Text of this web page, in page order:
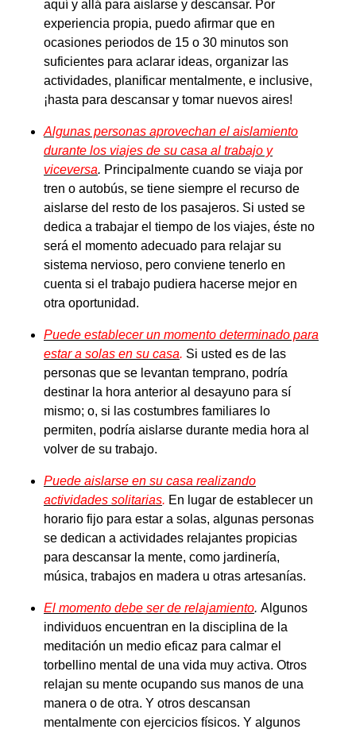
aquí y allá para aislarse y descansar. Por
experiencia propia, puedo afirmar que en
ocasiones periodos de 15 o 30 minutos son
suficientes para aclarar ideas, organizar las
actividades, planificar mentalmente, e inclusive,
¡hasta para descansar y tomar nuevos aires!
Algunas personas aprovechan el aislamiento
durante los viajes de su casa al trabajo y
viceversa. Principalmente cuando se viaja por
tren o autobús, se tiene siempre el recurso de
aislarse del resto de los pasajeros. Si usted se
dedica a trabajar el tiempo de los viajes, éste no
será el momento adecuado para relajar su
sistema nervioso, pero conviene tenerlo en
cuenta si el trabajo pudiera hacerse mejor en
otra oportunidad.
Puede establecer un momento determinado para
estar a solas en su casa. Si usted es de las
personas que se levantan temprano, podría
destinar la hora anterior al desayuno para sí
mismo; o, si las costumbres familiares lo
permiten, podría aislarse durante media hora al
volver de su trabajo.
Puede aislarse en su casa realizando
actividades solitarias. En lugar de establecer un
horario fijo para estar a solas, algunas personas
se dedican a actividades relajantes propicias
para descansar la mente, como jardinería,
música, trabajos en madera u otras artesanías.
El momento debe ser de relajamiento. Algunos
individuos encuentran en la disciplina de la
meditación un medio eficaz para calmar el
torbellino mental de una vida muy activa. Otros
relajan su mente ocupando sus manos de una
manera o de otra. Y otros descansan
mentalmente con ejercicios físicos. Y algunos